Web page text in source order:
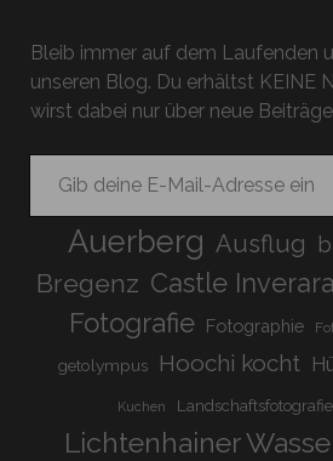
Bleib immer auf dem Laufenden
unseren Blog. Du erhältst KEINE
wirst dabei nur über neue
Gib deine E-Mail-Adresse ein ...
Auerberg Ausflug
Bregenz Castle
Fotografie Fotographie
getolympus Hoochi kocht
Kuchen Landschaftsfotografie
Lichtenhainer